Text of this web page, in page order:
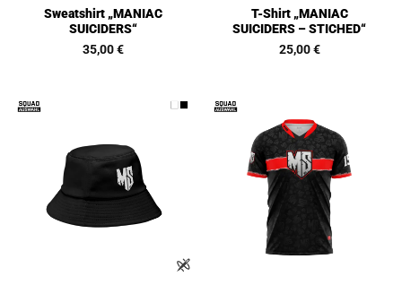
Sweatshirt „MANIAC
SUICIDERS“
35,00€
T-Shirt „MANIAC
SUICIDERS – STICHED“
25,00€